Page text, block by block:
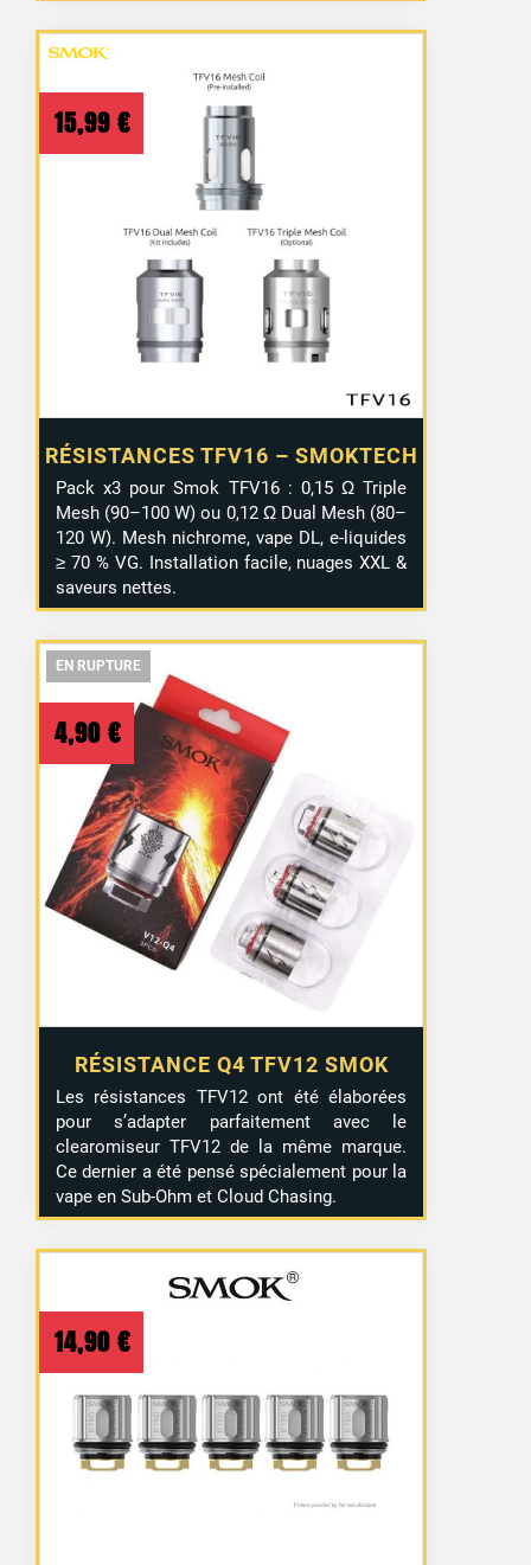
RÉSISTANCES TFV16 – SMOKTECH
15,99 €
Pack x3 pour Smok TFV16 : 0,15 Ω Triple
Mesh (90–100 W) ou 0,12 Ω Dual Mesh (80–
120 W). Mesh nichrome, vape DL, e-liquides
≥ 70 % VG. Installation facile, nuages XXL &
saveurs nettes.
EN RUPTURE
EN RUPTURE
RÉSISTANCE Q4 TFV12 SMOK
4,90 €
Les résistances TFV12 ont été élaborées
pour s’adapter parfaitement avec le
clearomiseur TFV12 de la même marque.
Ce dernier a été pensé spécialement pour la
vape en Sub-Ohm et Cloud Chasing.
EN RUPTURE
14,90 €